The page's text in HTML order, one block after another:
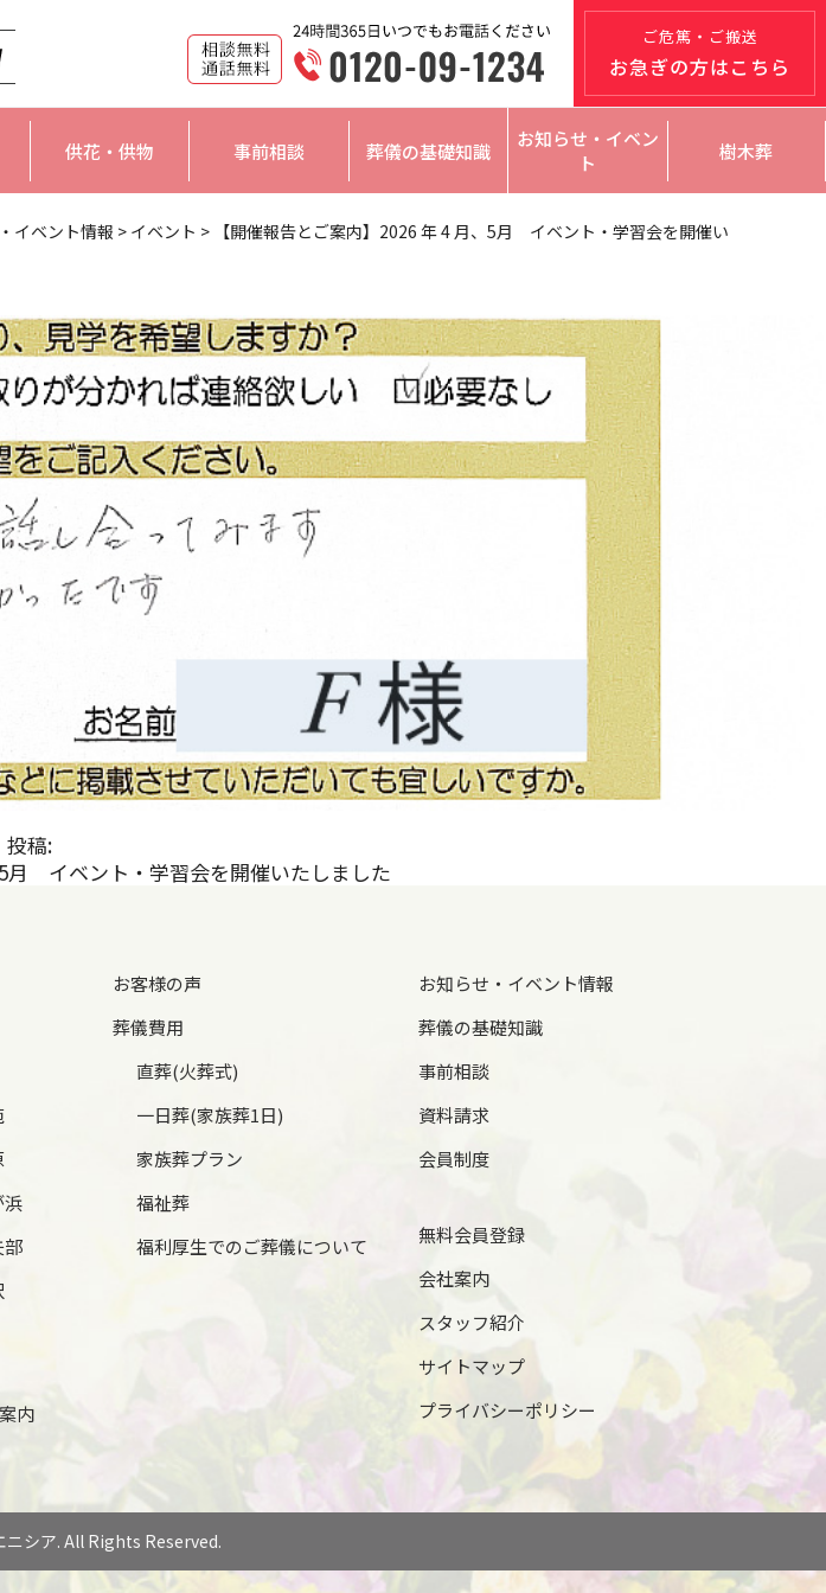
ご危篤・ご搬送
お急ぎの方はこちら
供花・供物 事前相談 葬儀の基礎知識
お知らせ・イベン
ト
樹木葬
イベント情報 > イベント > 【開催報告とご案内】2026 年 4 月、5月 イベント・学習会を開催い
投稿:
5月 イベント・学習会を開催いたしました
浜
部
内
お客様の声
葬儀費用
直葬(火葬式)
一日葬(家族葬1日)
家族葬プラン
福祉葬
福利厚生でのご葬儀について
お知らせ・イベント情報
葬儀の基礎知識
事前相談
資料請求
会員制度
無料会員登録
会社案内
スタッフ紹介
サイトマップ
プライバシーポリシー
シア. All Rights Reserved.